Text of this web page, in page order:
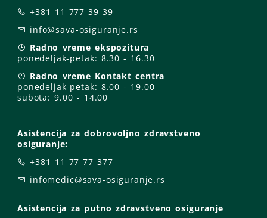
+381 11 777 39 39
info@sava-osiguranje.rs
Radno vreme ekspozitura
ponedeljak-petak: 8.30 - 16.30
Radno vreme Kontakt centra
ponedeljak-petak: 8.00 - 19.00
subota: 9.00 - 14.00
Asistencija za dobrovoljno zdravstveno
osiguranje:
+381 11 77 77 377
infomedic@sava-osiguranje.rs
Asistencija za putno zdravstveno osiguranje